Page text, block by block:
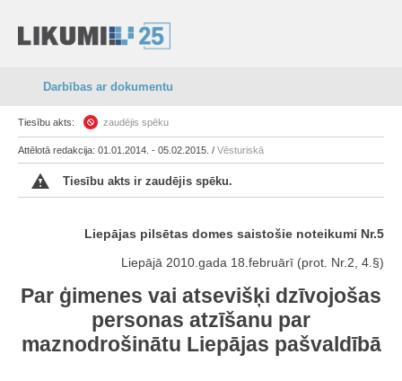
Darbības ar dokumentu
Tiesību akts: zaudējis spēku
Attēlotā redakcija: 01.01.2014. - 05.02.2015. / Vēsturiskā
Tiesību akts ir zaudējis spēku.
Liepājas pilsētas domes saistošie noteikumi Nr.5
Liepājā 2010.gada 18.februārī (prot. Nr.2, 4.§)
Par ģimenes vai atsevišķi dzīvojošas
personas atzīšanu par
maznodrošinātu Liepājas pašvaldībā